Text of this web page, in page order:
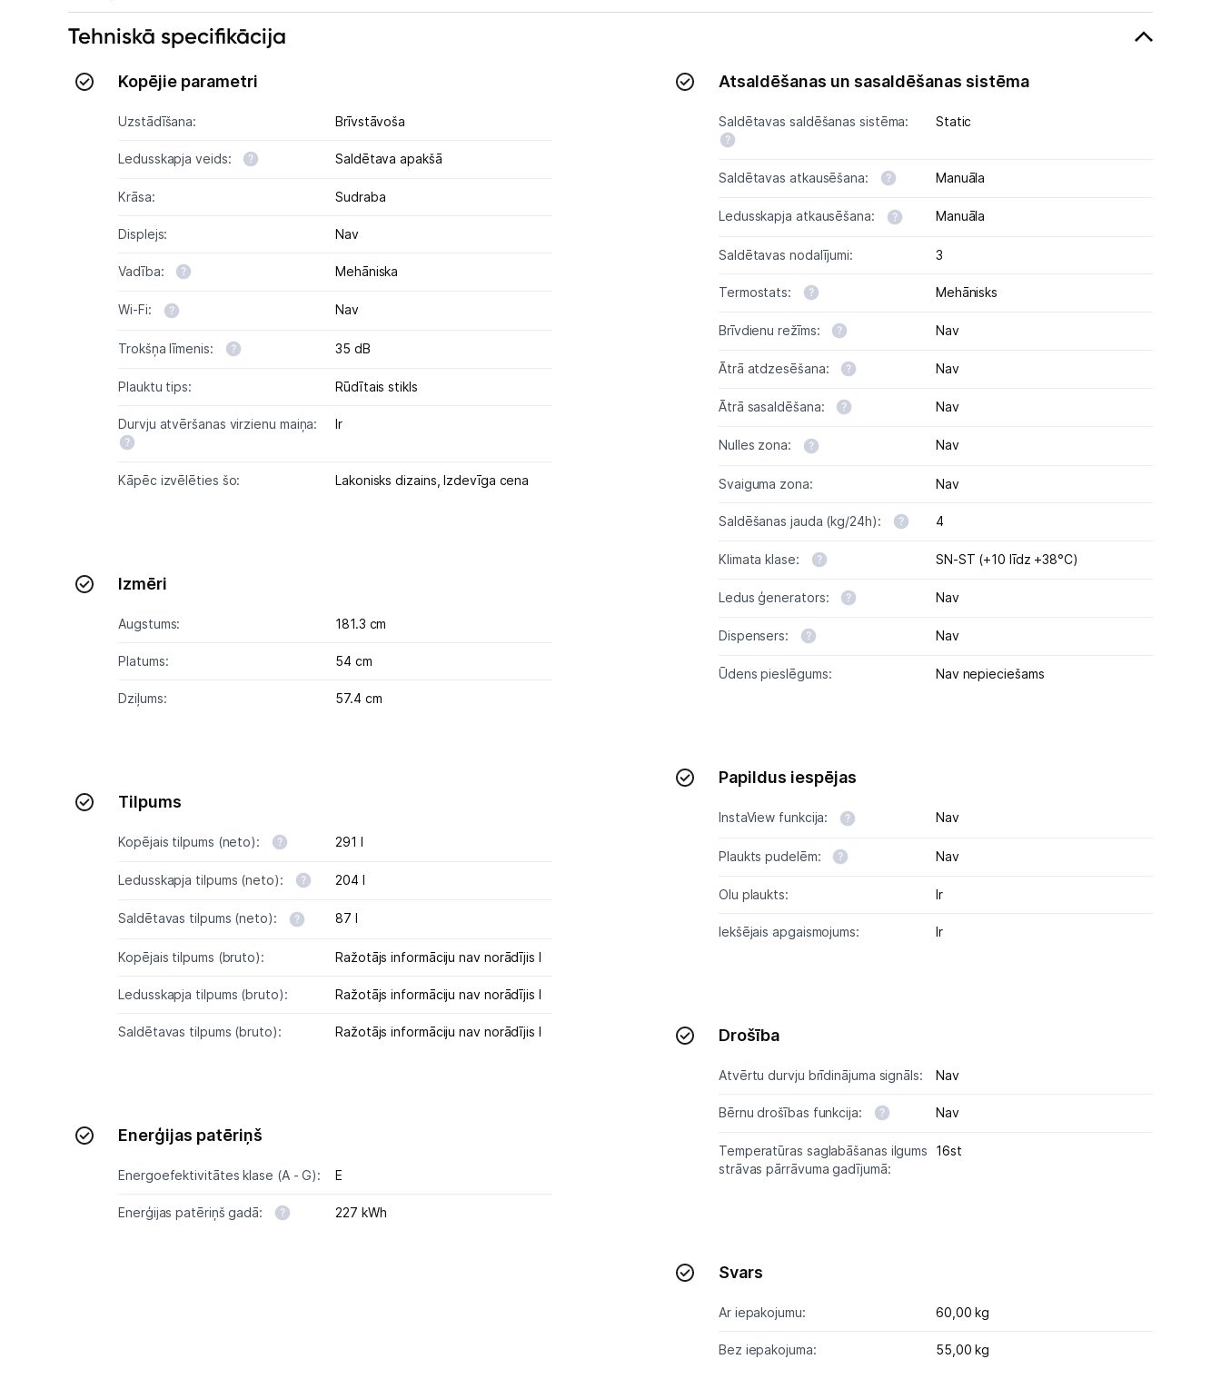
Tehniskā specifikācija
Kopējie parametri
Uzstādīšana: Brīvstāvoša
Ledusskapja veids: Saldētava apakšā
Krāsa: Sudraba
Displejs: Nav
Vadība: Mehāniska
Wi-Fi: Nav
Trokšņa līmenis: 35 dB
Plauktu tips: Rūdītais stikls
Durvju atvēršanas virzienu maiņa: Ir
Kāpēc izvēlēties šo: Lakonisks dizains,Izdevīga cena
Izmēri
Augstums: 181.3 cm
Platums: 54 cm
Dziļums: 57.4 cm
Tilpums
Kopējais tilpums (neto): 291 l
Ledusskapja tilpums (neto): 204 l
Saldētavas tilpums (neto): 87 l
Kopējais tilpums (bruto): Ražotājs informāciju nav norādījis l
Ledusskapja tilpums (bruto): Ražotājs informāciju nav norādījis l
Saldētavas tilpums (bruto): Ražotājs informāciju nav norādījis l
Enerģijas patēriņš
Energoefektivitātes klase (A - G): E
Enerģijas patēriņš gadā: 227 kWh
Atsaldēšanas un sasaldēšanas sistēma
Saldētavas saldēšanas sistēma: Static
Saldētavas atkausēšana: Manuāla
Ledusskapja atkausēšana: Manuāla
Saldētavas nodalījumi: 3
Termostats: Mehānisks
Brīvdienu režīms: Nav
Ātrā atdzesēšana: Nav
Ātrā sasaldēšana: Nav
Nulles zona: Nav
Svaiguma zona: Nav
Saldēšanas jauda (kg/24h): 4
Klimata klase: SN-ST (+10 līdz +38°C)
Ledus ģenerators: Nav
Dispensers: Nav
Ūdens pieslēgums: Nav nepieciešams
Papildus iespējas
InstaView funkcija: Nav
Plaukts pudelēm: Nav
Olu plaukts: Ir
Iekšējais apgaismojums: Ir
Drošība
Atvērtu durvju brīdinājuma signāls: Nav
Bērnu drošības funkcija: Nav
Temperatūras saglabāšanas ilgums
strāvas pārrāvuma gadījumā:
16st
Svars
Ar iepakojumu: 60,00 kg
Bez iepakojuma: 55,00 kg